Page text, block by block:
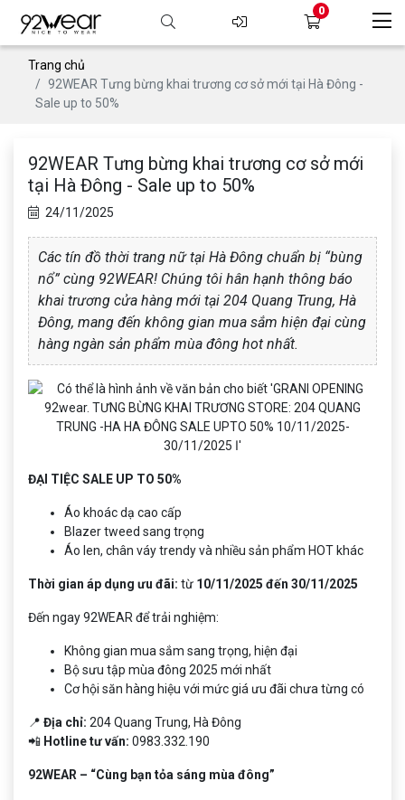
0
Trang chủ
92WEAR Tưng bừng khai trương cơ sở mới tại Hà Đông -
Sale up to 50%
92WEAR Tưng bừng khai trương cơ sở mới
tại Hà Đông - Sale up to 50%
24/11/2025
Các tín đồ thời trang nữ tại Hà Đông chuẩn bị “bùng
nổ” cùng 92WEAR! Chúng tôi hân hạnh thông báo
khai trương cửa hàng mới tại 204 Quang Trung, Hà
Đông, mang đến không gian mua sắm hiện đại cùng
hàng ngàn sản phẩm mùa đông hot nhất.
ĐẠI TIỆC SALE UP TO 50%
Áo khoác dạ cao cấp
Blazer tweed sang trọng
Áo len, chân váy trendy và nhiều sản phẩm HOT khác
Thời gian áp dụng ưu đãi: từ 10/11/2025 đến 30/11/2025
Đến ngay 92WEAR để trải nghiệm:
Không gian mua sắm sang trọng, hiện đại
Bộ sưu tập mùa đông 2025 mới nhất
Cơ hội săn hàng hiệu với mức giá ưu đãi chưa từng có
📍 Địa chỉ: 204 Quang Trung, Hà Đông
📲 Hotline tư vấn: 0983.332.190
92WEAR – “Cùng bạn tỏa sáng mùa đông”